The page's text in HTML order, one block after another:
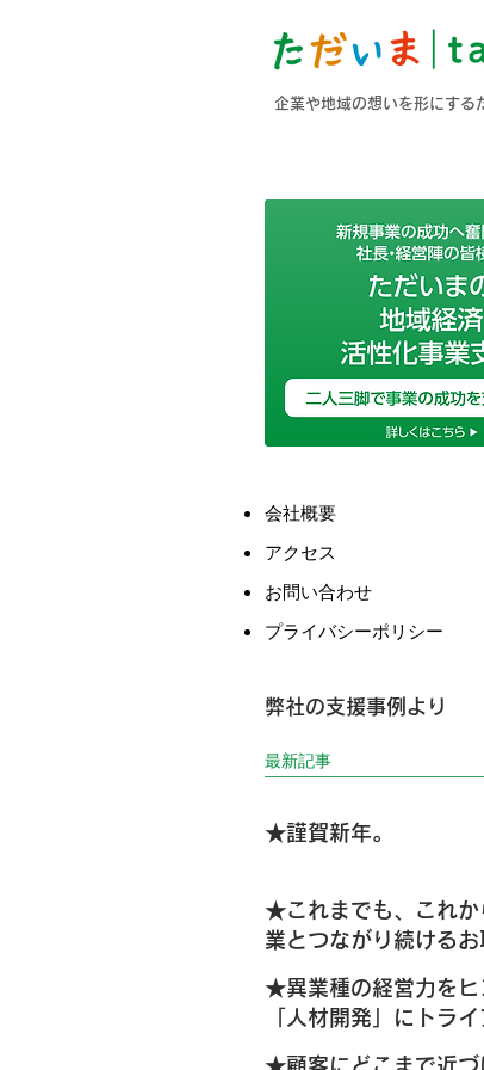
企業や地域の想いを形にする
会社概要
アクセス
お問い合わせ
​プライバシーポリシー
弊社の支援事例より
最新記事
★謹賀新年。
★これまでも、これか
業とつながり続ける
★異業種の経営力をヒ
「人材開発」にトラ
★顧客にどこまで近づ